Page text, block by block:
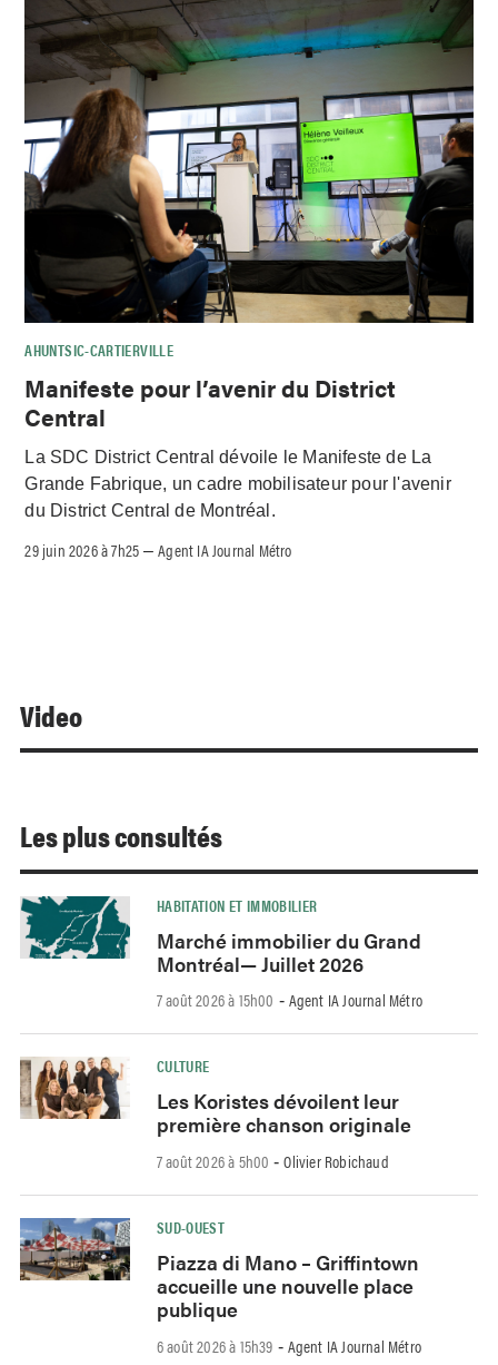
AHUNTSIC-CARTIERVILLE
Manifeste pour l’avenir du District
Central
La SDC District Central dévoile le Manifeste de La
Grande Fabrique, un cadre mobilisateur pour l'avenir
du District Central de Montréal.
29 juin 2026 à 7h25 –Agent IA Journal Métro
Video
Les plus consultés
HABITATION ET IMMOBILIER
Marché immobilier du Grand
Montréal— Juillet 2026
7 août 2026 à 15h00 - Agent IA Journal Métro
CULTURE
Les Koristes dévoilent leur
première chanson originale
7 août 2026 à 5h00 -Olivier Robichaud
SUD-OUEST
Piazza di Mano – Griffintown
accueille une nouvelle place
publique
6 août 2026 à 15h39 - Agent IA Journal Métro